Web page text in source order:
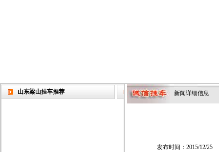
山东梁山挂车推荐 新闻详细信息
发布时间：2015/12/25